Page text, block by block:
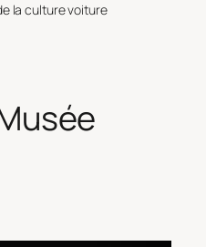
la culture voiture